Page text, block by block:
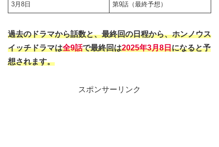
3月8日 第9話（最終予想）
過去のドラマから話数と、最終回の日程から、ホンノウス
イッチドラマは全9話で最終回は2025年3月8日になると予
想されます。
スポンサーリンク